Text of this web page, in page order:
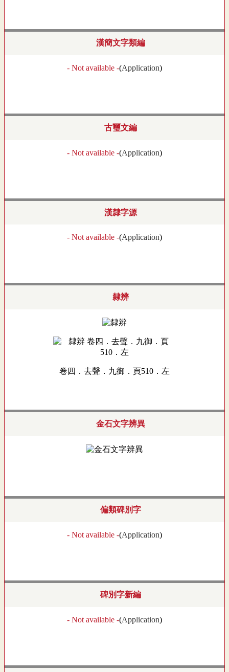
漢簡文字類編
- Not available -(Application)
古璽文編
- Not available -(Application)
漢隸字源
- Not available -(Application)
隸辨
卷四．去聲．九御．頁510．左
金石文字辨異
偏類碑別字
- Not available -(Application)
碑別字新編
- Not available -(Application)